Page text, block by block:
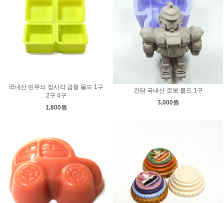
국내산 민무늬 정사각 금형 몰드 1구
2구 4구
1,800원
건담 국내산 로봇 몰드 1구
3,000원